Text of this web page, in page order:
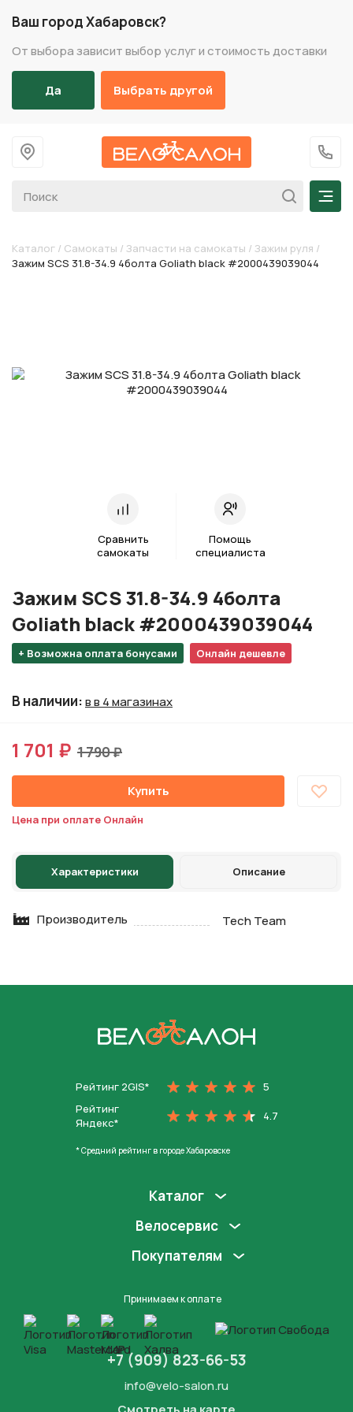
Ваш город Хабаровск?
От выбора зависит выбор услуг и стоимость доставки
Да Выбрать другой
На главную
+7
Каталог / Самокаты / Запчасти на самокаты / Зажим руля /
Зажим SCS 31.8-34.9 4болта Goliath black #2000439039044
Сравнить
самокаты
Помощь
специалиста
+ Возможна оплата бонусами Онлайн дешевле
Зажим SCS 31.8-34.9 4болта
Goliath black #2000439039044
В наличии:в в 4 магазинах
1 701 ₽ 1 790 ₽
Купить
Цена при оплате Онлайн
Характеристики Описание
Производитель Tech Team
Рейтинг 2GIS*
5
Рейтинг
Яндекс*
4.7
* Средний рейтинг в городе Хабаровске
Каталог
Велосервис
Покупателям
Принимаем к оплате
+7 (909) 823-66-53
info@velo-salon.ru